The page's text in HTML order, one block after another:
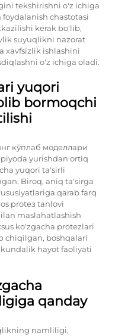
tekshirishni o'z ichiga
chastotasi
kerak bo'lib,
suyuqlikni nazorat
xavfsizlik ishlashini
o'z ichiga oladi.
yuqori
bormoqchi
кўплаб моделлари
yurishdan ortiq
yuqori ta'sirli
Biroq, aniq ta'sirga
qarab farq
protез tanlovi
maslahatlashish
ko'zgacha protеzlari
chiqilgan, boshqalari
hayot faoliyati
qanday
namliligi,